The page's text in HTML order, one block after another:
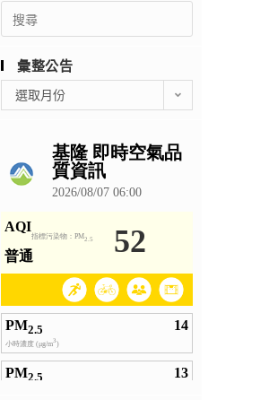
Search
for:
彙整公告
整
選取月份